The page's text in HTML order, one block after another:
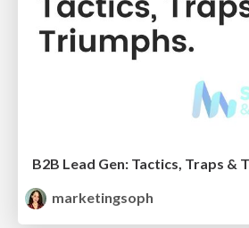
B2B Lead Gen: Tactics, Traps &
marketingsoph